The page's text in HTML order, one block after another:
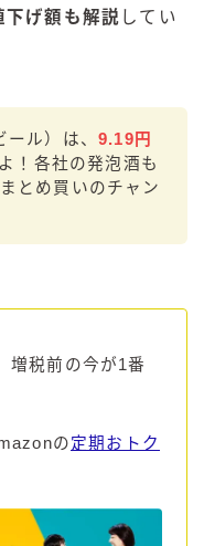
げ額も解説 してい
ル）は、 9.19円
！各社の発泡酒も
とめ買いのチャン
増税前の今が1番
の定期おトク